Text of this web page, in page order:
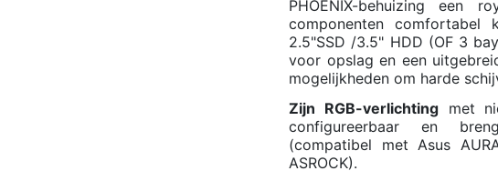
PHOENIX-behuizing een
componenten
2.5"SSD /3.5" HDD (OF 3
voor opslag en een
mogelijkheden om harde
Zijn RGB-verlichtingmet
configureerbaar en
(compatibel met Asus
ASROCK).